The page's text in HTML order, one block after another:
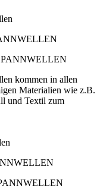
kommen in allen
Materialien wie z.B.
und Textil zum